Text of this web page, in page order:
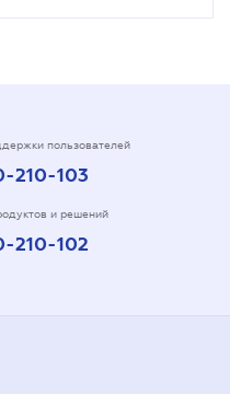
пользователей
210-103
и решений
210-102